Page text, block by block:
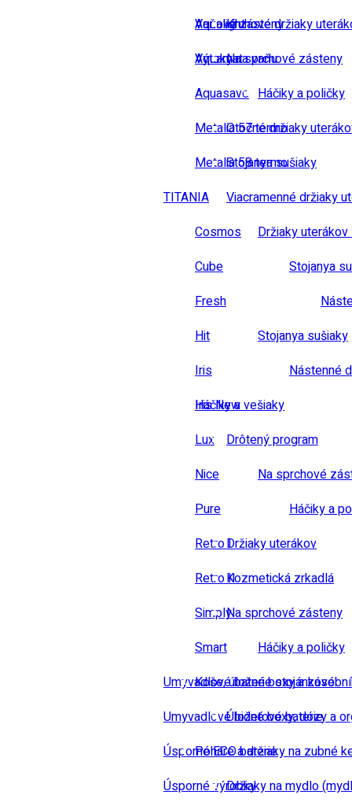
Vaňové zásteny
Výtoky na vaňu
Aqualight
Aquamat
Aquasave
Metalia 57 termo
Metalia 58 termo
TITANIA
Cosmos
Cube
Fresh
Hit
Iris
Iris New
Lux
Nice
Pure
Retro I
Retro II
Simply
Smart
Umyvadlové baterie stojánkové
Umyvadlové bidetové baterie
Úsporné ECO baterie
Úsporné výrobky
Kruhové držiaky
Na sprchové zásteny
Háčiky a poličky
Otočné držiaky
Stojanya sušiaky
Viacramenné držiaky
Držiaky
Stojanya
Stojanya sušiaky
Nástenné
Háčiky a vešiaky
Drôtený program
Na sprchové
Háčiky a
Držiaky uterákov
Kozmetická zrkadlá
Na sprchové zásteny
Háčiky a poličky
Koše, úložné boxy a
Úložné boxy, dózy a
Poháre a držiaky na zubné
Držiaky na mydlo